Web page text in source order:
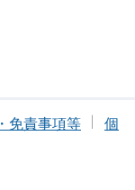
免責事項等
個